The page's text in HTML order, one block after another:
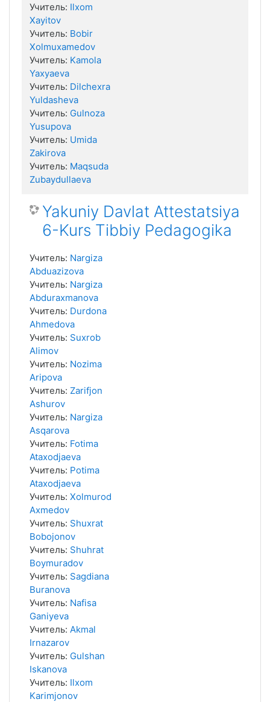
Учитель: Ilxom
Xayitov
Учитель: Bobir
Xolmuxamedov
Учитель: Kamola
Yaxyaeva
Учитель: Dilchexra
Yuldasheva
Учитель: Gulnoza
Yusupova
Учитель: Umida
Zakirova
Учитель: Maqsuda
Zubaydullaeva
Yakuniy Davlat Attestatsiya
6-Kurs Tibbiy Pedagogika
Учитель: Nargiza
Abduazizova
Учитель: Nargiza
Abduraxmanova
Учитель: Durdona
Ahmedova
Учитель: Suxrob
Alimov
Учитель: Nozima
Aripova
Учитель: Zarifjon
Ashurov
Учитель: Nargiza
Asqarova
Учитель: Fotima
Ataxodjaeva
Учитель: Potima
Ataxodjaeva
Учитель: Xolmurod
Axmedov
Учитель: Shuxrat
Bobojonov
Учитель: Shuhrat
Boymuradov
Учитель: Sagdiana
Buranova
Учитель: Nafisa
Ganiyeva
Учитель: Akmal
Irnazarov
Учитель: Gulshan
Iskanova
Учитель: Ilxom
Karimjonov